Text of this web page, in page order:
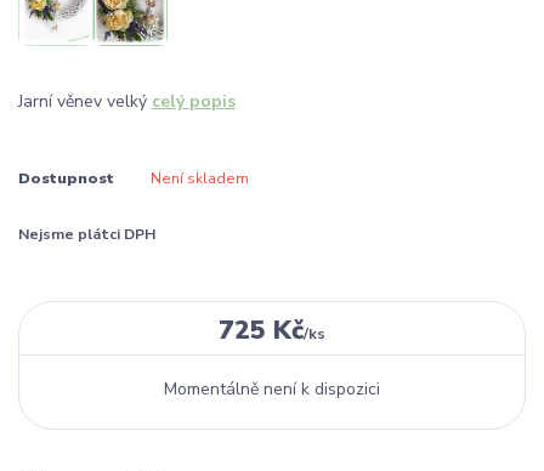
Jarní věnev velký celý popis
Dostupnost Není skladem
Nejsme plátci DPH
725 Kč/ks
Momentálně není k dispozici